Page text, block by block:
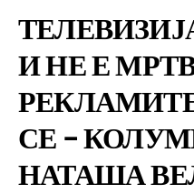
И НЕ Е
СЕ –
НАТАША